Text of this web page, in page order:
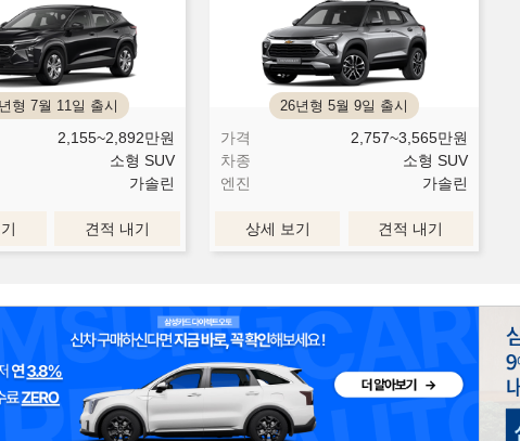
형 7월 11일 출시
2,155~2,892만원
소형 SUV
가솔린
견적 내기
26년형 5월 9일 출시
가격 2,757~3,565만원
차종
소형 SUV
엔진
가솔린
상세 보기 견적 내기